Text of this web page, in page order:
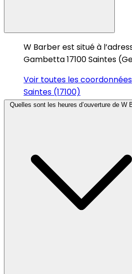
W Barber est situé à
Gambetta 17100 Saintes
Voir toutes les
Saintes (17100)
Quelles sont les heures d’ouverture de W